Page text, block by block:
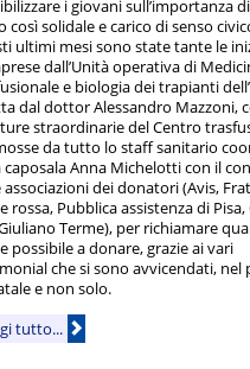
i giovani sull’importanza
così solidale e carico di senso
ultimi mesi sono state tante le
dall’Unità operativa di
e biologia dei trapianti
dal dottor Alessandro Mazzoni,
straordinarie del Centro
da tutto lo staff sanitario
caposala Anna Michelotti con il
associazioni dei donatori (Avis,
rossa, Pubblica assistenza di Pisa,
Terme), per richiamare
possibile a donare, grazie ai vari
che si sono avvicendati, nel
e non solo.
tutto...